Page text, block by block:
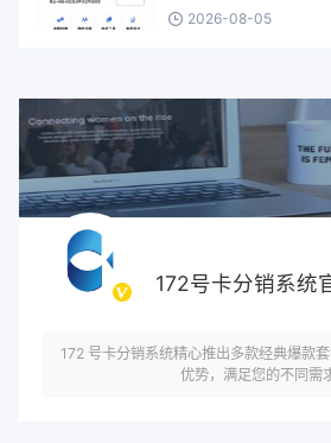
2026-08-05
172号卡分销系统
172 号卡分销系统精心推出多款经典爆款
优势，满足您的不同需